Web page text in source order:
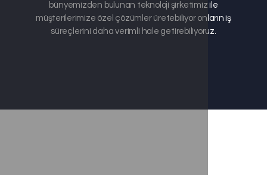
bünyemizden bulunan teknoloji şirketimiz ile
müşterilerimize özel çözümler üretebiliyor onların iş
süreçlerini daha verimli hale getirebiliyoruz.